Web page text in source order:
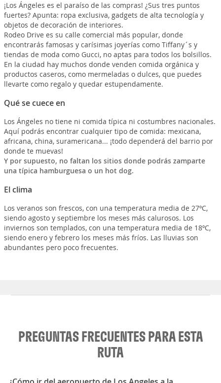
¡Los Ángeles es el paraíso de las compras! ¿Sus tres puntos
fuertes? Apunta: ropa exclusiva, gadgets de alta tecnología y
objetos de decoración de interiores.
Rodeo Drive es su calle comercial más popular, donde
encontrarás famosas y carísimas joyerías como Tiffany´s y
tiendas de moda como Gucci, no aptas para todos los bolsillos.
En la ciudad hay muchos donde venden comida orgánica y
productos caseros, como mermeladas o dulces, que puedes
llevarte como regalo y quedar estupendamente.
Qué se cuece en
Los Ángeles no tiene ni comida típica ni costumbres nacionales.
Aquí podrás encontrar cualquier tipo de comida: mexicana,
africana, china, suramericana... ¡todo dependerá del barrio por
donde te muevas!
Y por supuesto, no faltan los sitios donde podrás zamparte
una típica hamburguesa o un hot dog.
El clima
Los veranos son frescos, con una temperatura media de 27ºC,
siendo agosto y septiembre los meses más calurosos. Los
inviernos son templados, con una temperatura media de 18ºC,
siendo enero y febrero los meses más fríos. Las lluvias son
abundantes pero poco frecuentes.
PREGUNTAS FRECUENTES PARA ESTA
RUTA